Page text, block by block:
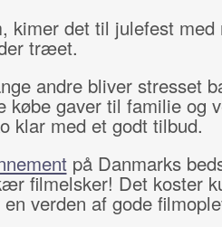
kimer det til julefest med
træet.
andre bliver stresset
købe gaver til familie og
klar med et godt tilbud.
på Danmarks
filmelsker! Det koster
verden af gode